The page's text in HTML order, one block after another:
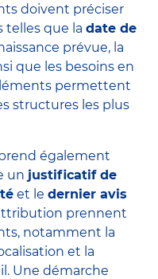
doivent préciser
telles que la date de
prévue, la
que les besoins en
permettent
structures les plus
également
un justificatif de
et le dernier avis
prennent
notamment la
et la
Une démarche